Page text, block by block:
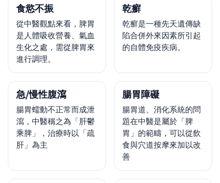
食慾不振
從中醫觀點來看，脾胃
是人體吸收營養、氣血
生化之處，需從脾胃來
進行調理。
乾癬
乾癬是一種先天遺傳缺
陷合併外來因素所引起
的自體免疫疾病。
急/慢性腹瀉
腸胃蠕動不正常而成泄
瀉，中醫稱之為「肝鬱
乘脾」，治療時以「疏
肝」為主
腸胃障礙
腸胃道、消化系統的問
題在中醫是屬於「脾
胃」的範疇，可以從飲
食與穴道按摩來加以改
善